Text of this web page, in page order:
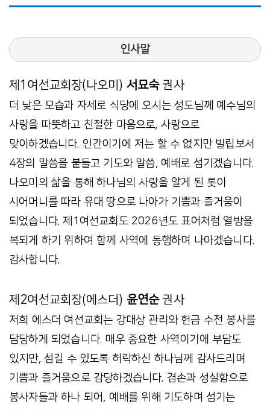
인사말
제1여선교회장(나오미) 서묘숙권사
더 낮은 모습과 자세로 식당에 오시는 성도님께 예수님의
사랑을 따뜻하고 친절한 마음으로, 사랑으로
맞이하겠습니다. 인간이기에 저는 할 수 없지만 빌립보서
4장의 말씀을 붙들고 기도와 말씀, 예배로 섬기겠습니다.
나오미의 삶을 통해 하나님의 사랑을 알게 된 롯이
시어머니를 따라 유대 땅으로 나아가 기쁨과 즐거움이
되었습니다. 제1여선교회도 2026년도 표어처럼 열방을
복되게 하기 위하여 함께 사역에 동행하며 나아겠습니다.
감사합니다.
제2여선교회장(에스더) 윤연순권사
저희 에스더 여선교회는 강대상 관리와 헌금 수전 봉사를
담당하게 되었습니다. 매우 중요한 사역이기에 부담도
있지만, 섬길 수 있도록 허락하신 하나님께 감사드리며
기쁨과 즐거움으로 감당하겠습니다. 겸손과 성실함으로
봉사자들과 하나 되어, 예배를 위해 기도하며 섬기는